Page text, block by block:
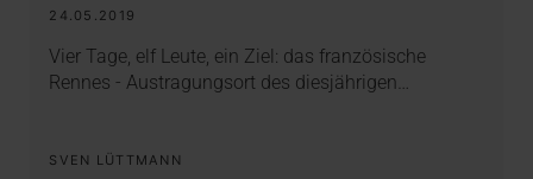
24.05.2019
Vier Tage, elf Leute, ein Ziel: das französische
Rennes - Austragungsort des diesjährigen…
SVEN LÜTTMANN